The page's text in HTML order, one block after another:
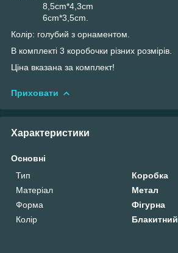
8,5cm*4,3cm
6cm*3,5cm.
Колір: голубий з орнаментом.
В комплекті 3 коробочки різних розмірів.
Ціна вказана за комплект!
Приховати
Характеристики
Основні
Тип
Коробка
Матеріал
Метал
Форма
Фігурна
Колір
Блакитний